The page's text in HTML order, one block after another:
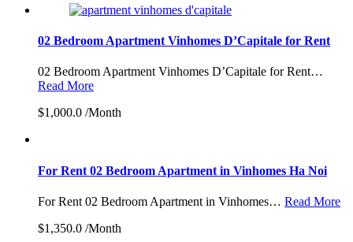
02 Bedroom Apartment Vinhomes D’Capitale for Rent
02 Bedroom Apartment Vinhomes D’Capitale for Rent…
Read More
$1,000.0 /Month
For Rent 02 Bedroom Apartment in Vinhomes Ha Noi
For Rent 02 Bedroom Apartment in Vinhomes… Read More
$1,350.0 /Month